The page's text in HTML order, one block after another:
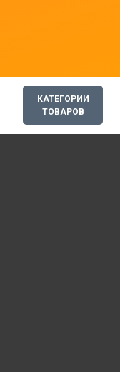
КАТЕГОРИИ
ТОВАРОВ